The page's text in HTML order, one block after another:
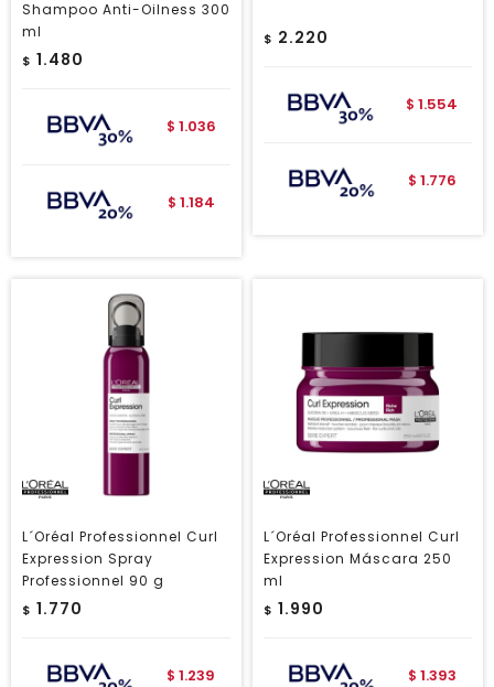
Shampoo Anti-Oilness 300
ml
$ 1.480
$ 1.036
$ 1.184
$ 2.220
$ 1.554
$ 1.776
L´Oréal Professionnel Curl
Expression Spray
Professionnel 90 g
$ 1.770
$ 1.239
L´Oréal Professionnel Curl
Expression Máscara 250
ml
$ 1.990
$ 1.393